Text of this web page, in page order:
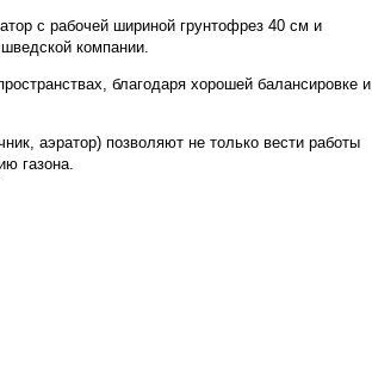
с рабочей шириной грунтофрез 40 см и
компании.
благодаря хорошей балансировке и
аэратор) позволяют не только вести работы
газона.